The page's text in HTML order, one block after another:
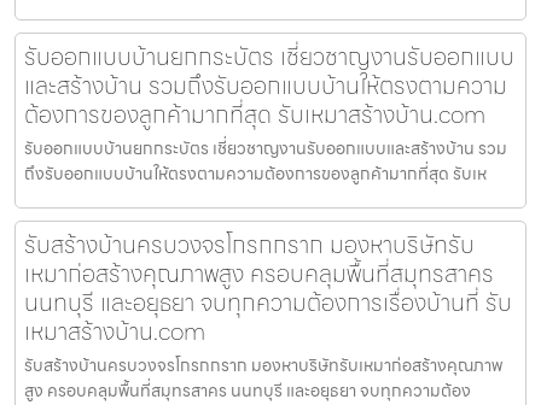
รับออกแบบบ้านยกกระบัตร เชี่ยวชาญงานรับออกแบบ
และสร้างบ้าน รวมถึงรับออกแบบบ้านให้ตรงตามความ
ต้องการของลูกค้ามากที่สุด รับเหมาสร้างบ้าน.com
รับออกแบบบ้านยกกระบัตร เชี่ยวชาญงานรับออกแบบและสร้างบ้าน รวม
ถึงรับออกแบบบ้านให้ตรงตามความต้องการของลูกค้ามากที่สุด รับเห
รับสร้างบ้านครบวงจรโกรกกราก มองหาบริษัทรับ
เหมาก่อสร้างคุณภาพสูง ครอบคลุมพื้นที่สมุทรสาคร
นนทบุรี และอยุธยา จบทุกความต้องการเรื่องบ้านที่ รับ
เหมาสร้างบ้าน.com
รับสร้างบ้านครบวงจรโกรกกราก มองหาบริษัทรับเหมาก่อสร้างคุณภาพ
สูง ครอบคลุมพื้นที่สมุทรสาคร นนทบุรี และอยุธยา จบทุกความต้อง